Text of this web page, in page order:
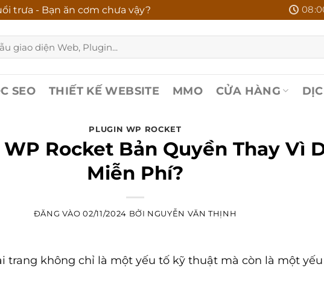
trưa - Bạn ăn cơm chưa vậy?
SEO THIẾT KẾ WEBSITE MMO CỬA HÀNG
PLUGIN WP ROCKET
WP Rocket Bản Quyền Thay Vì
Miễn Phí?
ĐĂNG VÀO02/11/2024 BỞI NGUYỄN VĂN THỊNH
trang không chỉ là một yếu tố kỹ thuật mà còn là một